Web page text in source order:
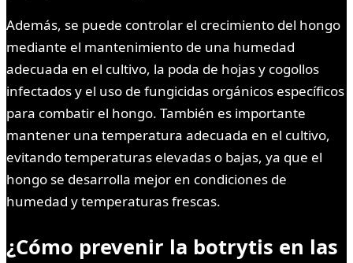
Además, se puede controlar el crecimiento del hongo
mediante el mantenimiento de una humedad
adecuada en el cultivo, la poda de hojas y cogollos
infectados y el uso de fungicidas orgánicos específicos
para combatir el hongo. También es importante
mantener una temperatura adecuada en el cultivo,
evitando temperaturas elevadas o bajas, ya que el
hongo se desarrolla mejor en condiciones de
humedad y temperaturas frescas.
¿Cómo prevenir la botrytis en las